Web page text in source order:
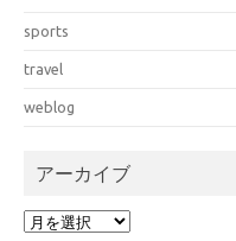
sports
travel
weblog
アーカイブ
ア